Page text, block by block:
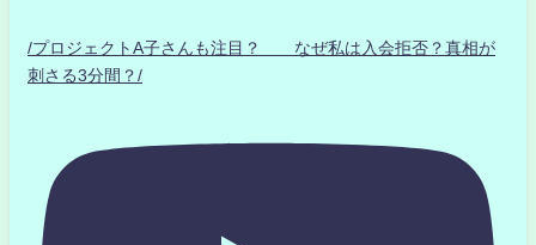
/プロジェクトA子さんも注目？ なぜ私は入会拒否？真相が
刺さる3分間？/